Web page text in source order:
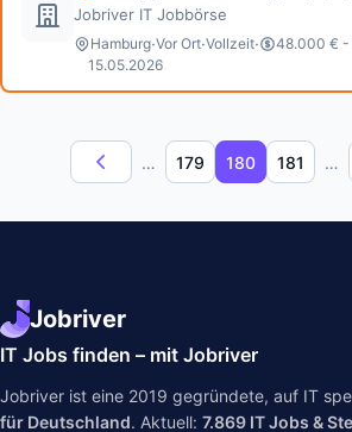
Jobriver IT Jobbörse
Hamburg·Vor Ort·Vollzeit·
48.000 € -
15.05.2026
… 179 180 181 …
Jobriver
IT Jobs finden – mit Jobriver
Jobriver ist eine 2019 gegründete, auf IT
für Deutschland. Aktuell: 7.869 IT Jobs &